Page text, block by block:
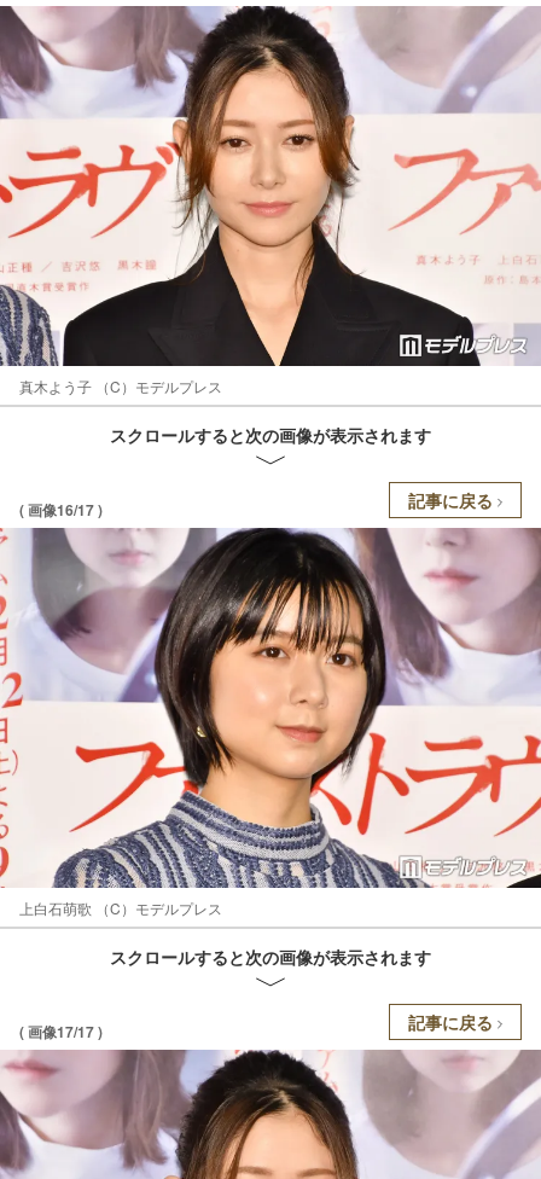
真木よう子 （C）モデルプレス
スクロールすると次の画像が表示されます
( 画像16/17 ) 記事に戻る
上白石萌歌 （C）モデルプレス
スクロールすると次の画像が表示されます
( 画像17/17 ) 記事に戻る